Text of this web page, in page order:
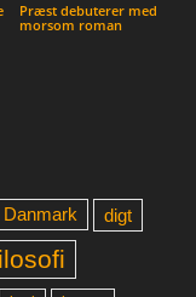
Præst debuterer med
morsom roman
Danmark digt